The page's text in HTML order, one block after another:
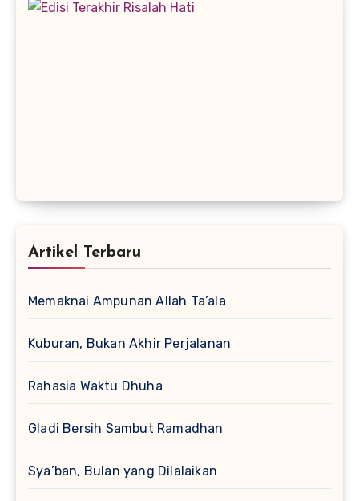
Artikel Terbaru
Memaknai Ampunan Allah Ta’ala
Kuburan, Bukan Akhir Perjalanan
Rahasia Waktu Dhuha
Gladi Bersih Sambut Ramadhan
Sya’ban, Bulan yang Dilalaikan